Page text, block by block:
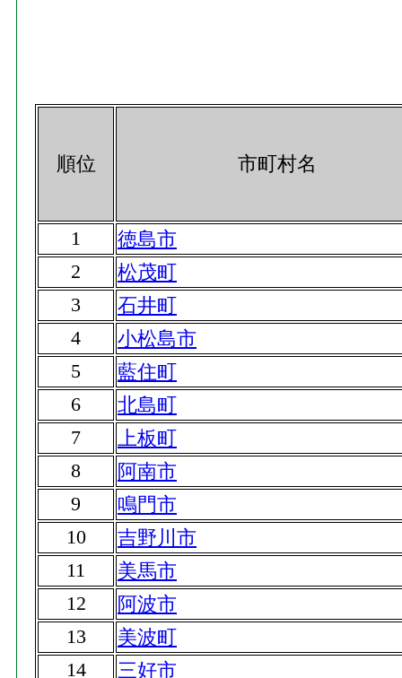
順位 市町村名
1
徳島市
2
松茂町
3
石井町
4
小松島市
5
藍住町
6
北島町
7
上板町
8
阿南市
9
鳴門市
10
吉野川市
11
美馬市
12
阿波市
13
美波町
14
三好市